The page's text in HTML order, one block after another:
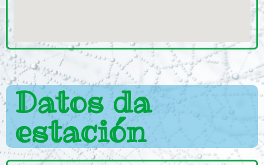
Datos da
estación